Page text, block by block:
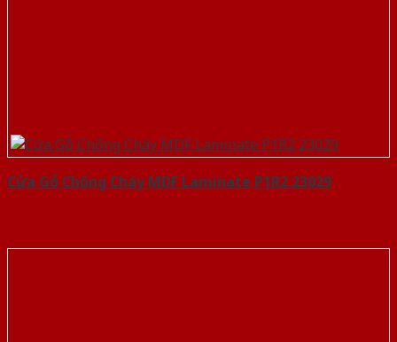
Cửa Gỗ Chống Cháy MDF Laminate P1R2 23029